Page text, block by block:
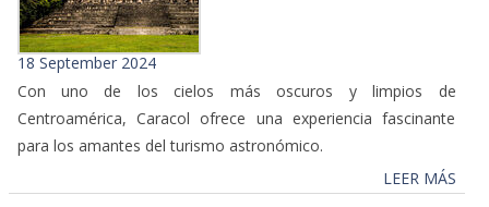
18 September 2024
Con uno de los cielos más oscuros y limpios de
Centroamérica, Caracol ofrece una experiencia fascinante
para los amantes del turismo astronómico.
LEER MÁS